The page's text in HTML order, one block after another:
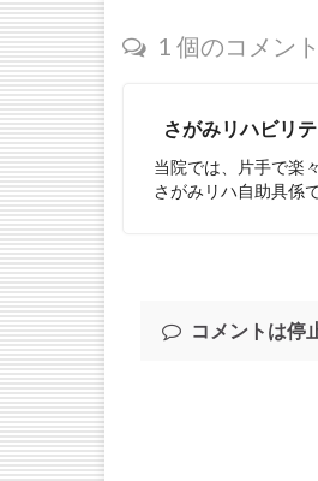
1 個のコメント
さがみリハビリ
当院では、片手で楽
さがみリハ自助具係
コメントは停